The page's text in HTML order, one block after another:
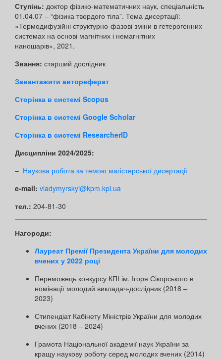
Ступінь: доктор фізико-математичних наук, спеціальність
01.04.07 – “фізика твердого тіла”. Тема дисертації:
«Термодифузійні структурно-фазові зміни в гетерогенних
системах на основі магнітних і немагнітних
наношарів», 2021.
Звання: старший дослідник
Завантажити автореферат
Сторінка в системі Scopus
Сторінка в системі Google Scholar
Сторінка в системі ResearcherID
Дисципліни 2024/2025:
– Наукова робота за темою магістерської дисертації
e-mail: vladymyrskyi@kpm.kpi.ua
тел.: 204-81-30
Нагороди:
Лауреат Премії Президента України для молодих
вчених у 2022 році
Переможець конкурсу КПІ ім. Ігоря Сікорського в
номінації молодий викладач-дослідник (2018 –
2023)
Стипендіат Кабінету Міністрів України для молодих
вчених (2018 – 2024)
Грамота Національної академії наук України за
кращу наукову роботу серед молодих вчених (2014)